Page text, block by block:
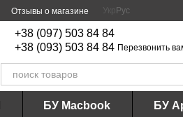
Отзывы о магазине Укр Рус
+38 (097) 503 84 84
+38 (093) 503 84 84 Перезвонить
БУ Macbook БУ